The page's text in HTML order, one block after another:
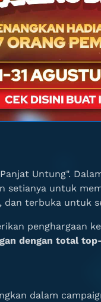
Untung".
setianya untuk
, dan terbuka untuk
penghargaan
dengan total
dalam